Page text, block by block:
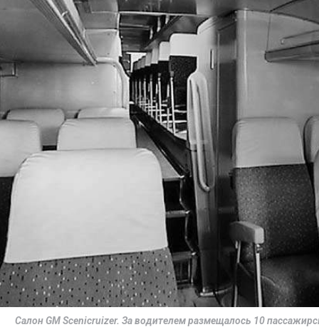
Салон GM Scenicruizer. За водителем размещалось 10